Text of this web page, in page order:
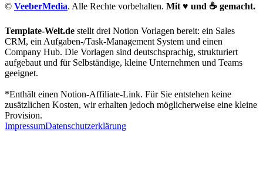
© VeeberMedia. Alle Rechte vorbehalten. Mit ♥️ und ☕ gemacht.
Template-Welt.de stellt drei Notion Vorlagen bereit: ein Sales
CRM, ein Aufgaben-/Task-Management System und einen
Company Hub. Die Vorlagen sind deutschsprachig, strukturiert
aufgebaut und für Selbständige, kleine Unternehmen und Teams
geeignet.
*Enthält einen Notion-Affiliate-Link. Für Sie entstehen keine
zusätzlichen Kosten, wir erhalten jedoch möglicherweise eine kleine
Provision.
ImpressumDatenschutzer­klärung